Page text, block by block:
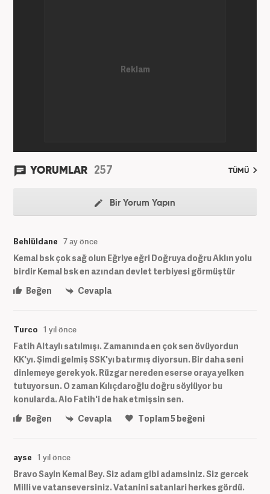
YORUMLAR 257 TÜMÜ
Bir Yorum Yapın
Behlüldane 7 ay önce
Kemal bsk çok sağ olun Eğriye eğri Doğruya doğru Aklın yolu
birdir Kemal bsk en azından devlet terbiyesi görmüştür
Beğen
Cevapla
Turco 1 yıl önce
Fatih Altaylı satılmışı. Zamanında en çok sen övüyordun
KK'yı. Şimdi gelmiş SSK'yı batırmış diyorsun. Bir daha seni
dinlemeye gerek yok. Rüzgar nereden eserse oraya yelken
tutuyorsun. O zaman Kılıçdaroğlu doğru söylüyor bu
konularda. Alo Fatih'i de hak etmişsin sen.
Beğen
Cevapla Toplam5beğeni
ayse 1 yıl önce
Bravo Sayin Kemal Bey. Siz adam gibi adamsiniz. Siz gercek
Milli ve vatanseversiniz. Vatanini satanlari herkes gördü.